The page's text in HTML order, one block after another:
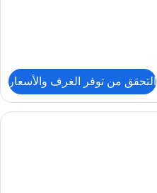
التحقق من توفر الغرف والأسعار
ميني بار وخزنة داخل الغرفة ومكتب